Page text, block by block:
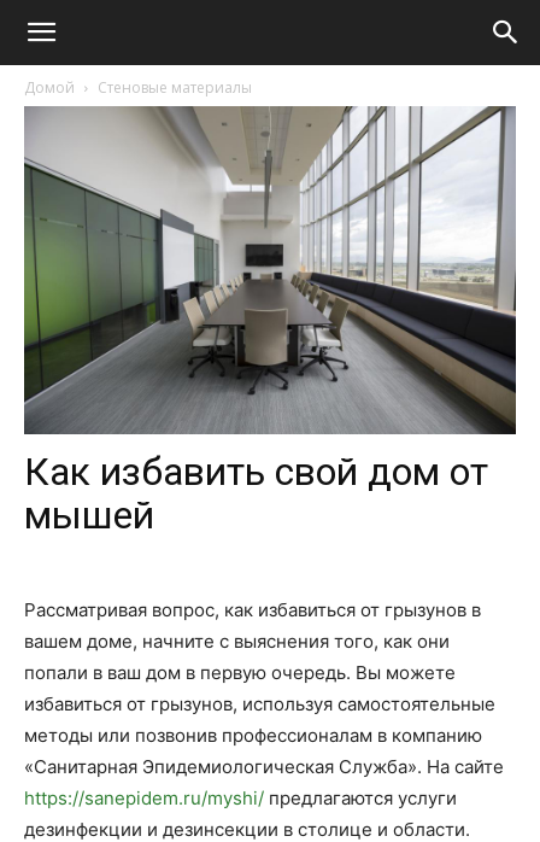
Домой Стеновые материалы
Как избавить свой дом от
мышей
Рассматривая вопрос, как избавиться от грызунов в
вашем доме, начните с выяснения того, как они
попали в ваш дом в первую очередь. Вы можете
избавиться от грызунов, используя самостоятельные
методы или позвонив профессионалам в компанию
«Санитарная Эпидемиологическая Служба». На сайте
https://sanepidem.ru/myshi/ предлагаются услуги
дезинфекции и дезинсекции в столице и области.